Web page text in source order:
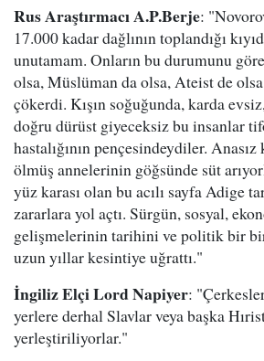
Rus Araştırmacı A.P.Berje:
17.000 kadar dağlının toplandığı
unutamam. Onların bu durumunu
olsa, Müslüman da olsa, Ateist de
çökerdi. Kışın soğuğunda, karda
doğru dürüst giyeceksiz bu insanlar
hastalığının pençesindeydiler.
ölmüş annelerinin göğsünde süt
yüz karası olan bu acılı sayfa Adige
zararlara yol açtı. Sürgün, sosyal,
gelişmelerinin tarihini ve politik bir
uzun yıllar kesintiye uğrattı."
İngiliz Elçi Lord Napiyer:
yerlere derhal Slavlar veya başka
yerleştiriliyorlar."